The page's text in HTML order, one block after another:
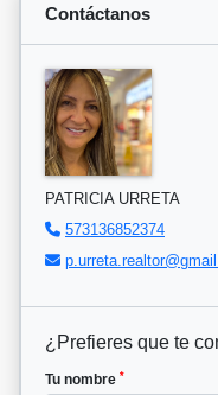
Contáctanos
PATRICIA URRETA
573136852374
¿Prefieres que te
Tu nombre *